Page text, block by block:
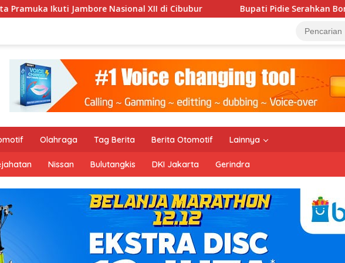
XII di Cibubur Bupati Pidie Serahkan Bonus Umrah kepada Kafilah
Olahraga Tag Berita Berita Otomotif Lainnya
Nissan Bulutangkis DKI Jakarta Gerindra